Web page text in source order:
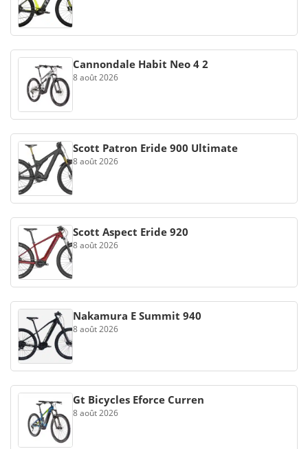
Cannondale Habit Neo 4 2
8 août 2026
Scott Patron Eride 900 Ultimate
8 août 2026
Scott Aspect Eride 920
8 août 2026
Nakamura E Summit 940
8 août 2026
Gt Bicycles Eforce Curren
8 août 2026